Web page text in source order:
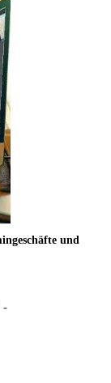
und